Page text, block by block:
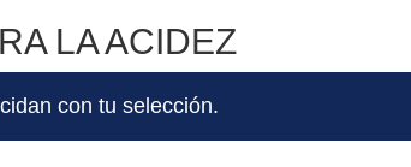
LA ACIDEZ
con tu selección.